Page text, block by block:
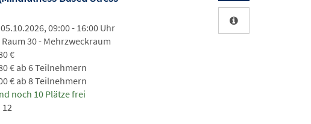
09:00 - 16:00 Uhr
Raum 30 - Mehrzweckraum
€
€ ab 6 Teilnehmern
€ ab 8 Teilnehmern
noch 10 Plätze frei
12